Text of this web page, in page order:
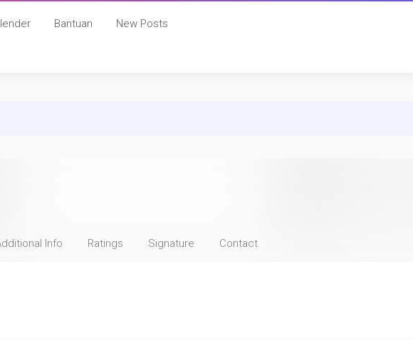
Bantuan New Posts
Info Ratings Signature Contact